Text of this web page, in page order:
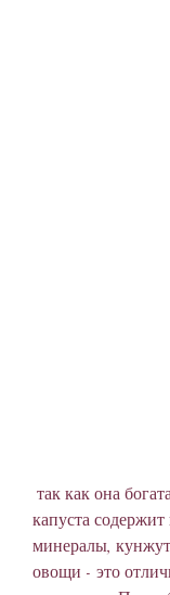
капуста
минералы,
овощи - это